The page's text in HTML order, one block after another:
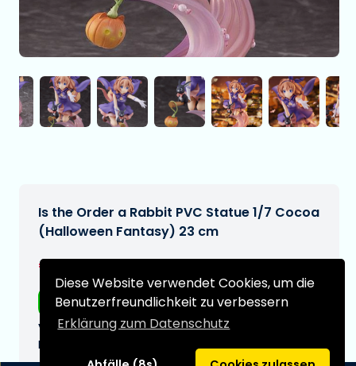
Diese Website verwendet Cookies, um die
Benutzerfreundlichkeit zu verbessern
Erklärung zum Datenschutz
Is the Order a Rabbit PVC Statue 1/7 Cocoa
(Halloween Fantasy) 23 cm
€262,95
Kostenloser Versand
Voraussichtliches Lieferdatum:
N/A